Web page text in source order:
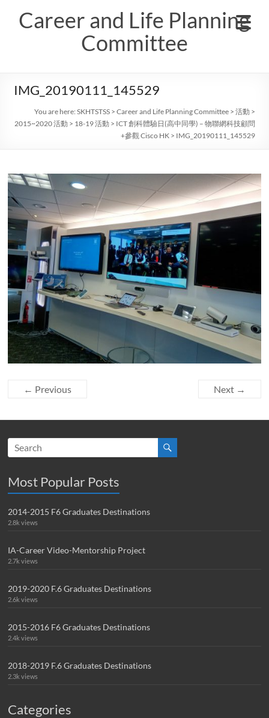
contentCareer and Life Planning
Committee
IMG_20190111_145529
You are here:SKHTSTSS >Career and Life Planning Committee >活動 >
2015~2020 活動 > 18-19 活動 > ICT 創科體驗日(高中同學) – 物聯網科技顧問
+參觀 Cisco HK > IMG_20190111_145529
← Previous Next →
Most Popular Posts
2014-2015 F6 Graduates Destinations
2.8k views
IA-Career Video-Mentorship Project
2.7k views
2019-2020 F.6 Graduates Destinations
2.6k views
2015-2016 F6 Graduates Destinations
2.4k views
2018-2019 F.6 Graduates Destinations
2.3k views
Categories